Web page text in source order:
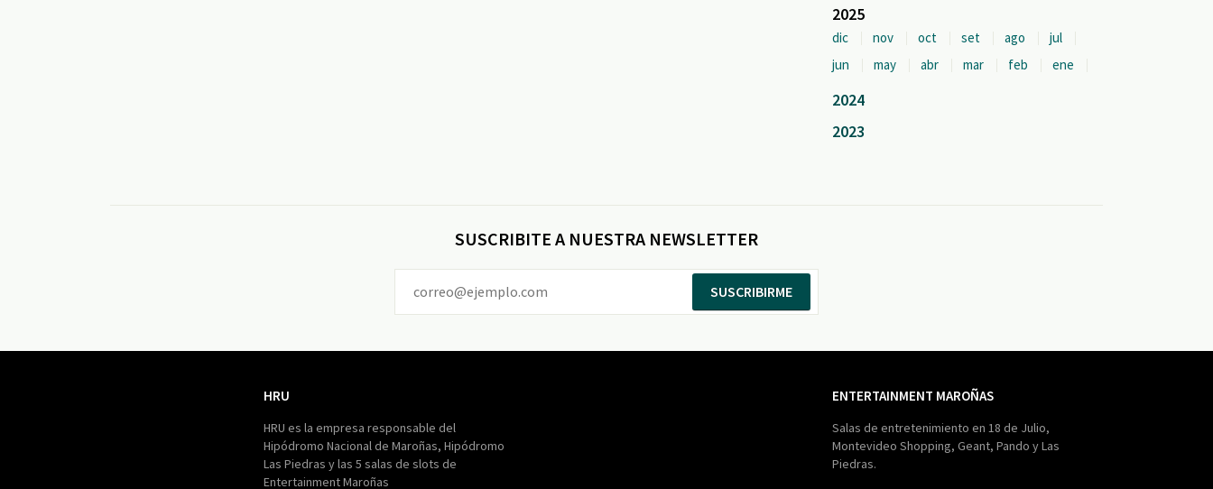
2025
dic nov oct set ago
jul
jun
may abr mar feb ene
2024
2023
SUSCRIBITE A NUESTRA NEWSLETTER
SUSCRIBIRME
HRU
HRU es la empresa responsable del
Hipódromo Nacional de Maroñas, Hipódromo
Las Piedras y las 5 salas de slots de
Entertainment Maroñas
ENTERTAINMENT MAROÑAS
Salas de entretenimiento en 18 de Julio,
Montevideo Shopping, Geant, Pando y Las
Piedras.